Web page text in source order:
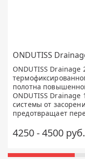
ONDUTISS
ONDUTISS Drainage
полотна
ONDUTISS Drainage
системы от
предотвращает
дренажных
строительстве
4250 - 4500 руб.